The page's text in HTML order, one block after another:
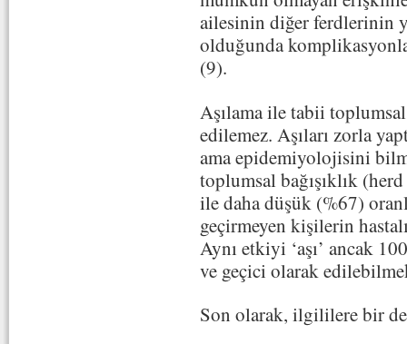
ailesinin diğer ferdlerinin
olduğunda
(9).
Aşılama ile tabii toplumsal
edilemez. Aşıları zorla
ama epidemiyolojisini
toplumsal bağışıklık
ile daha düşük (%67)
geçirmeyen kişilerin
Aynı etkiyi ‘aşı’ ancak
ve geçici olarak
Son olarak, ilgililere bir